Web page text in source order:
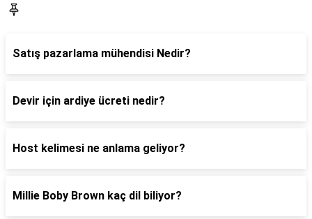
Satış pazarlama mühendisi Nedir?
Devir için ardiye ücreti nedir?
Host kelimesi ne anlama geliyor?
Millie Boby Brown kaç dil biliyor?